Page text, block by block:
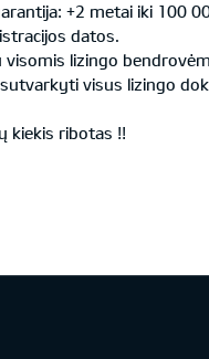
+2 metai iki 100
datos.
visomis lizingo
visus lizingo
kiekis ribotas !!